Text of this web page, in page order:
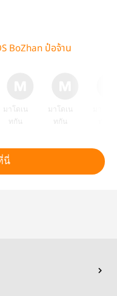
BoZhan ป๋อจ้าน
มาโดเน
ทกัน
มาโดเน
ทกัน
นี่